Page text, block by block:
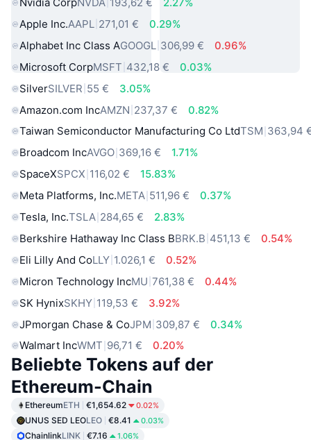
Apple Inc.AAPL 271,01 €
0.29%
Alphabet Inc Class AGOOGL 306,99 €
0.96%
Microsoft CorpMSFT 432,18 €
0.03%
SilverSILVER 55 €
3.05%
Amazon.com IncAMZN 237,37 €
0.82%
Taiwan Semiconductor Manufacturing Co LtdTSM 363,94
Broadcom IncAVGO 369,16 €
1.71%
SpaceXSPCX 116,02 €
15.83%
Meta Platforms, Inc.META 511,96 €
0.37%
Tesla, Inc.TSLA 284,65 €
2.83%
Berkshire Hathaway Inc Class BBRK.B 451,13 €
0.54%
Eli Lilly And CoLLY 1.026,1 €
0.52%
Micron Technology IncMU 761,38 €
0.44%
SK HynixSKHY 119,53 €
3.92%
JPmorgan Chase & CoJPM 309,87 €
0.34%
Walmart IncWMT 96,71 € 0.20%
Beliebte Tokens auf der
Ethereum-Chain
EthereumETH €1,654.62 0.02%
UNUS SED LEOLEO €8.41 0.03%
ChainlinkLINK €7.16 1.06%